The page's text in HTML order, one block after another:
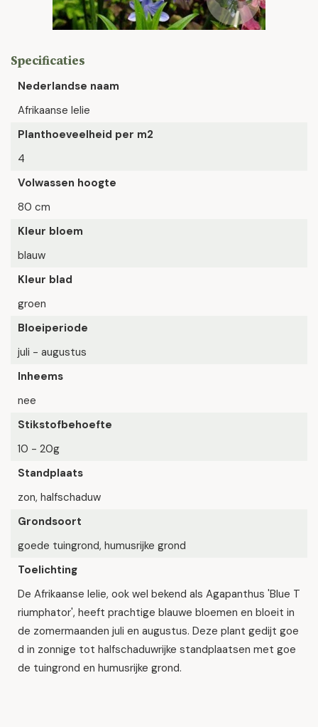
Specificaties
Nederlandse naam
Afrikaanse lelie
Planthoeveelheid per m2
4
Volwassen hoogte
80 cm
Kleur bloem
blauw
Kleur blad
groen
Bloeiperiode
juli - augustus
Inheems
nee
Stikstofbehoefte
10 - 20g
Standplaats
zon, halfschaduw
Grondsoort
goede tuingrond, humusrijke grond
Toelichting
De Afrikaanse lelie, ook wel bekend als Agapanthus 'Blue T
riumphator', heeft prachtige blauwe bloemen en bloeit in
de zomermaanden juli en augustus. Deze plant gedijt goe
d in zonnige tot halfschaduwrijke standplaatsen met goe
de tuingrond en humusrijke grond.